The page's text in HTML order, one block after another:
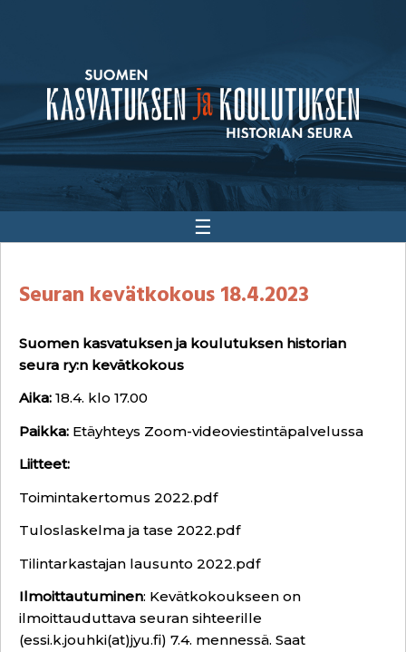
☰
Seuran kevätkokous 18.4.2023
Suomen kasvatuksen ja koulutuksen historian
seura ry:n kevätkokous
Aika: 18.4. klo 17.00
Paikka: Etäyhteys Zoom-videoviestintäpalvelussa
Liitteet:
Toimintakertomus 2022.pdf
Tuloslaskelma ja tase 2022.pdf
Tilintarkastajan lausunto 2022.pdf
Ilmoittautuminen: Kevätkokoukseen on
ilmoittauduttava seuran sihteerille
(essi.k.jouhki(at)jyu.fi) 7.4. mennessä. Saat